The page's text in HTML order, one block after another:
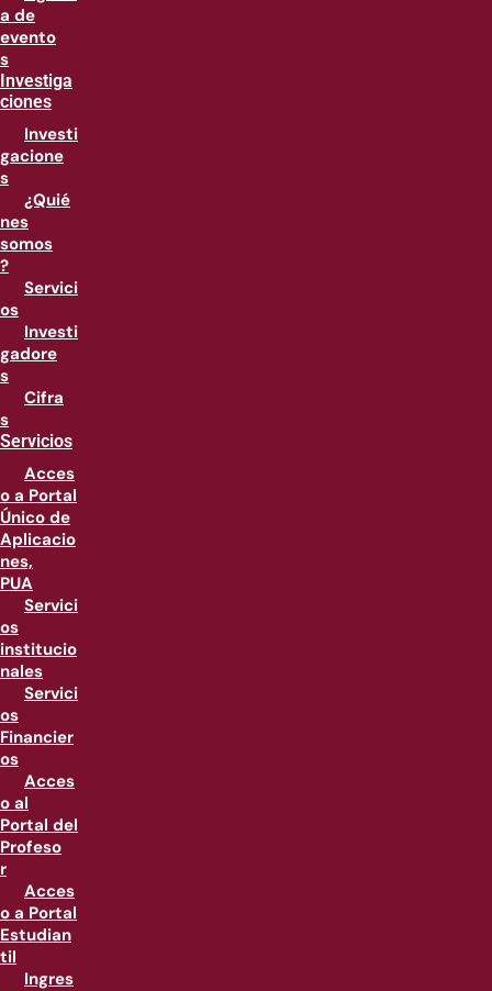
a de
evento
s
Investiga
ciones
Investi
gacione
s
¿Quié
nes
somos
?
Servici
os
Investi
gadore
s
Cifra
s
Servicios
Acces
o a Portal
Único de
Aplicacio
nes,
PUA
Servici
os
institucio
nales
Servici
os
Financier
os
Acces
o al
Portal del
Profeso
r
Acces
o a Portal
Estudian
til
Ingres